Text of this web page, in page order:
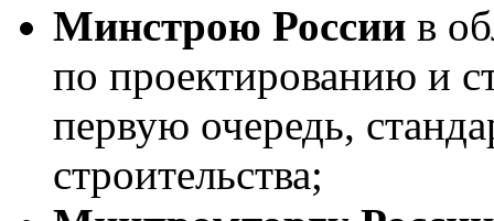
Минстрою России в
по проектированию и
первую очередь,
строительства;